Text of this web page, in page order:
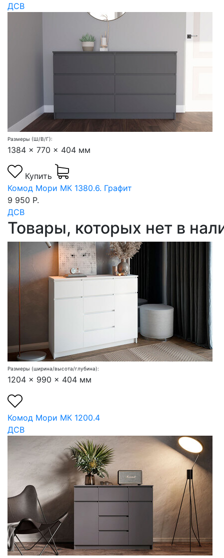
ДСВ
Размеры (Ш/В/Г):
1384 x 770 x 404 мм
Купить
Комод Мори МК 1380.6. Графит
9 950 Р.
ДСВ
Товары, которых нет в
Размеры (ширина/высота/глубина):
1204 x 990 x 404 мм
Комод Мори МК 1200.4
ДСВ